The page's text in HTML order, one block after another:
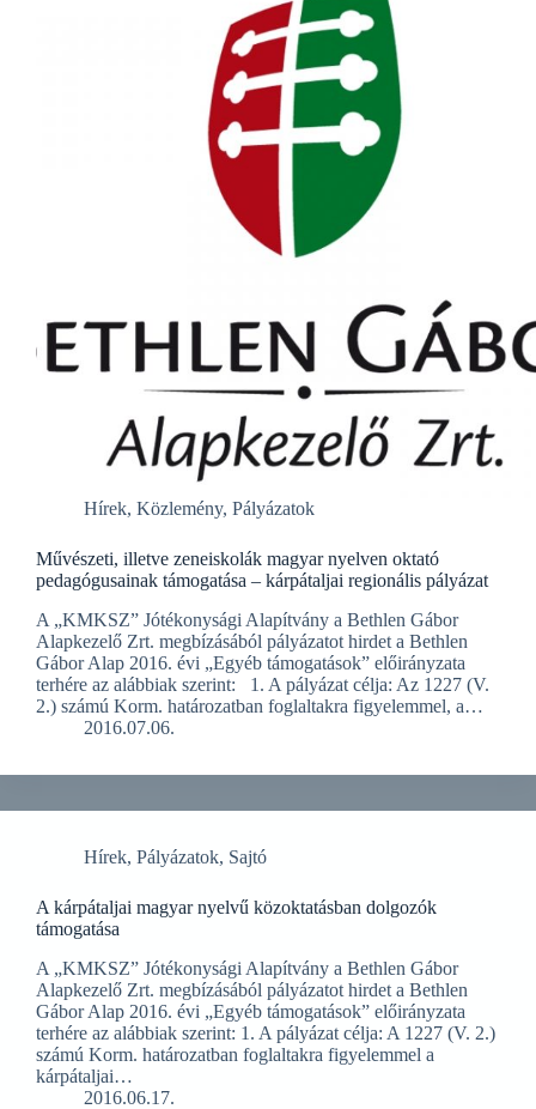
Hírek, Közlemény, Pályázatok
Művészeti, illetve zeneiskolák magyar nyelven oktató
pedagógusainak támogatása – kárpátaljai regionális pályázat
A „KMKSZ” Jótékonysági Alapítvány a Bethlen Gábor
Alapkezelő Zrt. megbízásából pályázatot hirdet a Bethlen
Gábor Alap 2016. évi „Egyéb támogatások” előirányzata
terhére az alábbiak szerint: 1. A pályázat célja: Az 1227 (V.
2.) számú Korm. határozatban foglaltakra figyelemmel, a…
2016.07.06.
Hírek, Pályázatok, Sajtó
A kárpátaljai magyar nyelvű közoktatásban dolgozók
támogatása
A „KMKSZ” Jótékonysági Alapítvány a Bethlen Gábor
Alapkezelő Zrt. megbízásából pályázatot hirdet a Bethlen
Gábor Alap 2016. évi „Egyéb támogatások” előirányzata
terhére az alábbiak szerint: 1. A pályázat célja: A 1227 (V. 2.)
számú Korm. határozatban foglaltakra figyelemmel a
kárpátaljai…
2016.06.17.